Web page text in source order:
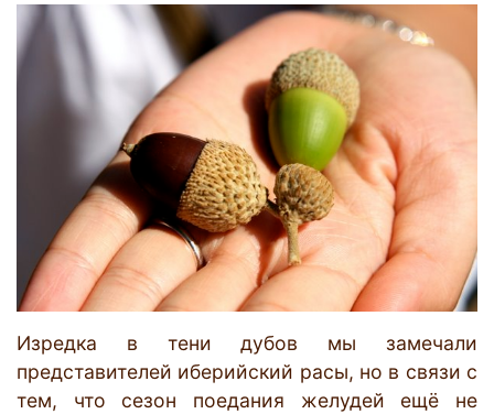
Изредка в тени дубов мы замечали
представителей иберийский расы, но в связи с
тем, что сезон поедания желудей ещё не